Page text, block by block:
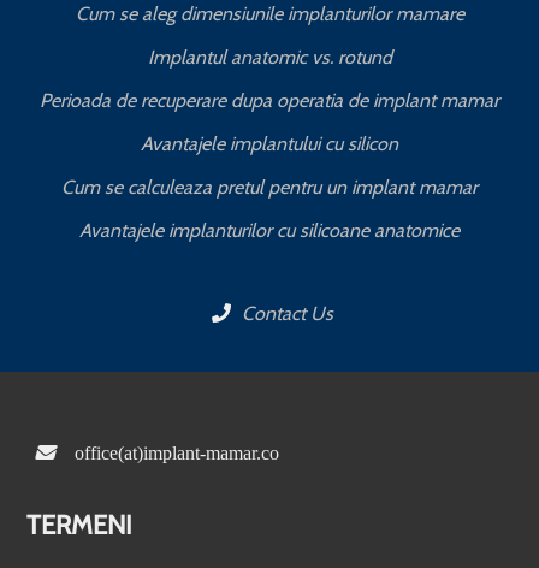
Cum se aleg dimensiunile implanturilor mamare
Implantul anatomic vs. rotund
Perioada de recuperare dupa operatia de implant mamar
Avantajele implantului cu silicon
Cum se calculeaza pretul pentru un implant mamar
Avantajele implanturilor cu silicoane anatomice
Contact Us
office(at)implant-mamar.co
TERMENI